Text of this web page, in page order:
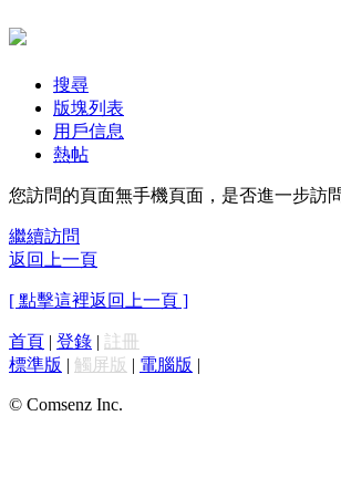
搜尋
版塊列表
用戶信息
熱帖
您訪問的頁面無手機頁面，是否進一步訪
繼續訪問
返回上一頁
[ 點擊這裡返回上一頁 ]
首頁 | 登錄 | 註冊
標準版 | 觸屏版 | 電腦版 |
© Comsenz Inc.